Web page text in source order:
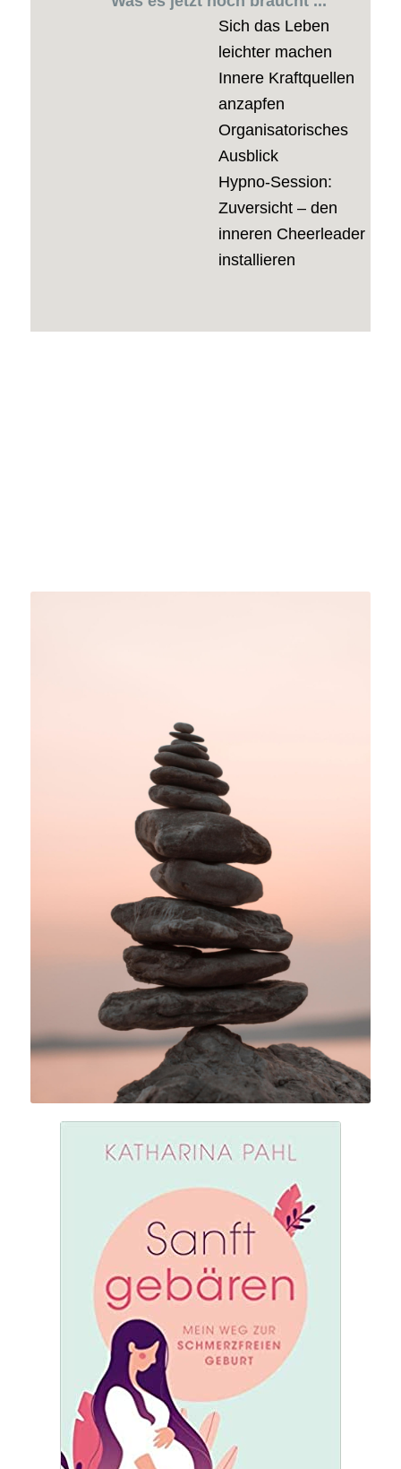
Sich das Leben
leichter machen
Innere Kraftquellen
anzapfen
Organisatorisches
Ausblick
Hypno-Session:
Zuversicht – den
inneren Cheerleader
installieren